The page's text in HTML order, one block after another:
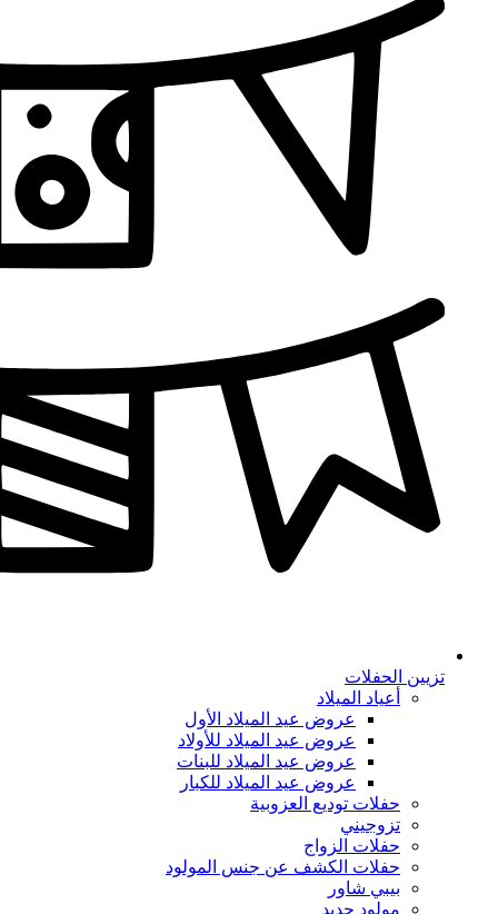
تزيين الحفلات
أعياد الميلاد
عروض عيد الميلاد الأول
عروض عيد الميلاد للأولاد
عروض عيد الميلاد للبنات
عروض عيد الميلاد للكبار
حفلات توديع العزوبية
تزوجيني
حفلات الزواج
حفلات الكشف عن جنس المولود
بيبي شاور
مولود جديد